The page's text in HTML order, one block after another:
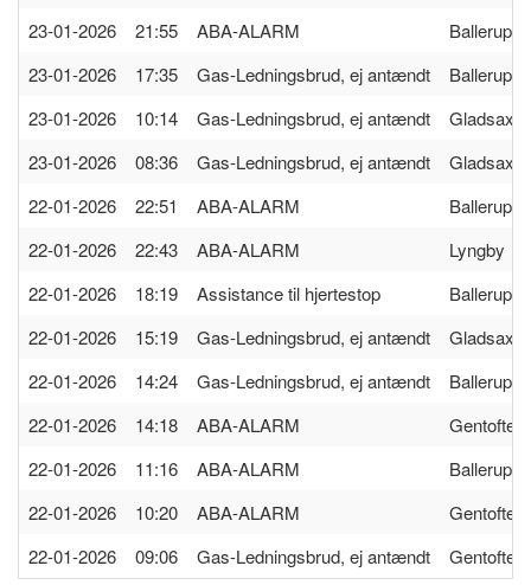
23-01-2026 21:55
ABA-ALARM
Ballerup
23-01-2026 17:35
Gas-Ledningsbrud, ej antændt
Ballerup
23-01-2026 10:14
Gas-Ledningsbrud, ej antændt
Gladsaxe
23-01-2026 08:36
Gas-Ledningsbrud, ej antændt
Gladsaxe
22-01-2026 22:51
ABA-ALARM
Ballerup
22-01-2026 22:43
ABA-ALARM
Lyngby
22-01-2026 18:19
Assistance til hjertestop
Ballerup
22-01-2026 15:19
Gas-Ledningsbrud, ej antændt
Gladsaxe
22-01-2026 14:24
Gas-Ledningsbrud, ej antændt
Ballerup
22-01-2026 14:18
ABA-ALARM
Gentofte
22-01-2026 11:16
ABA-ALARM
Ballerup
22-01-2026 10:20
ABA-ALARM
Gentofte
22-01-2026 09:06
Gas-Ledningsbrud, ej antændt Gentofte